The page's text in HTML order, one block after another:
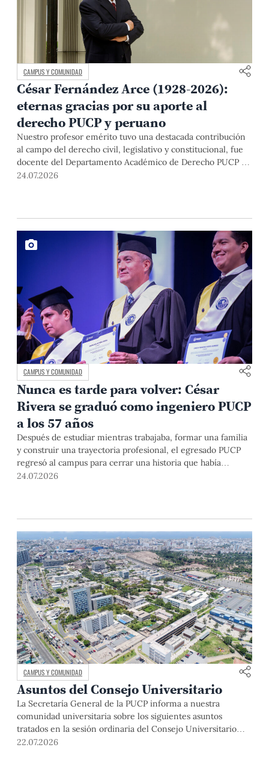
CAMPUS Y COMUNIDAD
César Fernández Arce (1928-2026):
eternas gracias por su aporte al
derecho PUCP y peruano
Nuestro profesor emérito tuvo una destacada contribución
al campo del derecho civil, legislativo y constitucional, fue
docente del Departamento Académico de Derecho PUCP y
magistrado del Poder Judicial durante más de treinta años,
24.07.2026
CAMPUS Y COMUNIDAD
Nunca es tarde para volver: César
Rivera se graduó como ingeniero PUCP
a los 57 años
Después de estudiar mientras trabajaba, formar una familia
y construir una trayectoria profesional, el egresado PUCP
regresó al campus para cerrar una historia que había
comenzado casi cuatro décadas atrás. En la ceremonia
24.07.2026
CAMPUS Y COMUNIDAD
Asuntos del Consejo Universitario
La Secretaría General de la PUCP informa a nuestra
comunidad universitaria sobre los siguientes asuntos
tratados en la sesión ordinaria del Consejo Universitario
que se realizó el día miércoles 1 de abril de 2026: El rector
22.07.2026